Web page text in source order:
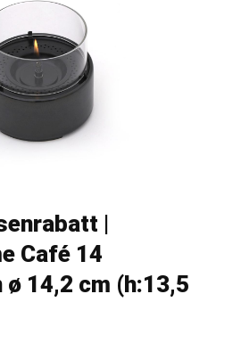
|
Café 14
14,2 cm (h:13,5